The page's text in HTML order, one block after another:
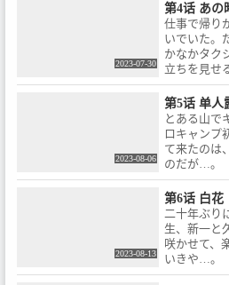
2023-07-30
第4话 あの
仕事で帰り
いでいた。
かなかタク
立ちを見せ
たタクシー
に思いもよ
2023-08-06
第5话 单人
とある山で
ロキャンプ
て来たのは
のだが…。
2023-08-13
第6话 白花
二十年ぶり
生、新一と
咲かせて、
いきや…。